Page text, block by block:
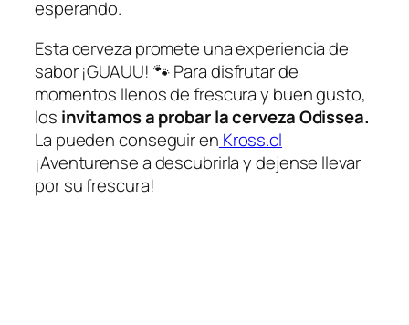
esperando.
Esta cerveza promete una experiencia de
sabor ¡GUAUU! 🐾 Para disfrutar de
momentos llenos de frescura y buen gusto,
los invitamos a probar la cerveza Odissea.
La pueden conseguir en Kross.cl
¡Aventurense a descubrirla y dejense llevar
por su frescura!